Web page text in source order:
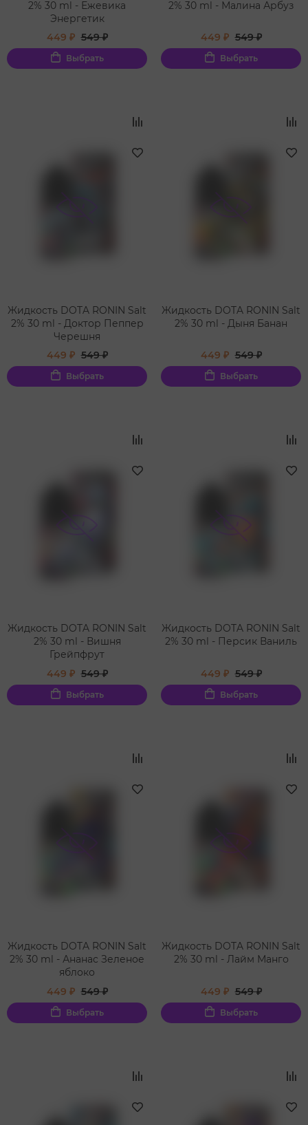
2% 30 ml - Ежевика
Энергетик
449 ₽ 549 ₽
Выбрать
2% 30 ml - Малина Арбуз
449 ₽ 549 ₽
Выбрать
Жидкость DOTA RONIN Salt
2% 30 ml - Доктор Пеппер
Черешня
449 ₽ 549 ₽
Выбрать
Жидкость DOTA RONIN Salt
2% 30 ml - Дыня Банан
449 ₽ 549 ₽
Выбрать
Жидкость DOTA RONIN Salt
2% 30 ml - Вишня
Грейпфрут
449 ₽ 549 ₽
Выбрать
Жидкость DOTA RONIN Salt
2% 30 ml - Персик Ваниль
449 ₽ 549 ₽
Выбрать
Жидкость DOTA RONIN Salt
2% 30 ml - Ананас Зеленое
яблоко
449 ₽ 549 ₽
Выбрать
Жидкость DOTA RONIN Salt
2% 30 ml - Лайм Манго
449 ₽ 549 ₽
Выбрать